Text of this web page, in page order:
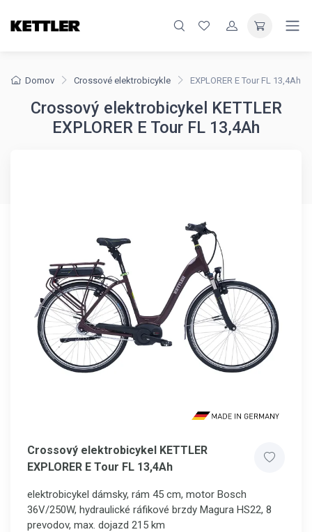
Domov Crossové elektrobicykle EXPLORER E Tour FL 13,4Ah
Crossový elektrobicykel KETTLER
EXPLORER E Tour FL 13,4Ah
Crossový elektrobicykel KETTLER
EXPLORER E Tour FL 13,4Ah
elektrobicykel dámsky, rám 45 cm, motor Bosch
36V/250W, hydraulické ráfikové brzdy Magura HS22, 8
prevodov, max. dojazd 215 km